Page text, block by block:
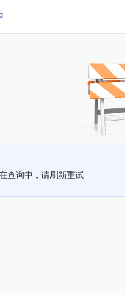
查询中，请刷新重试